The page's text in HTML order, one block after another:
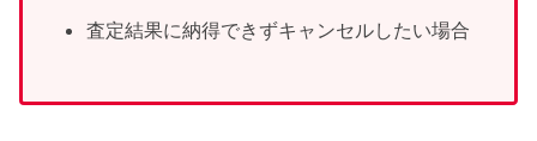
査定結果に納得できずキャンセルしたい場合